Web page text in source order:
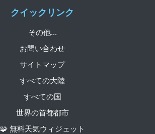
クイックリンク
その他...
お問い合わせ
サイトマップ
すべての大陸
すべての国
世界の首都都市
🧩 無料天気ウィジェット